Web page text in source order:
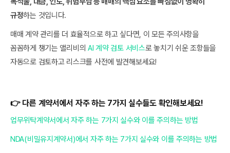
규정하는 것입니다.
매매 계약 관리를 더 효율적으로 하고 싶다면, 이 모든 주의사항을
꼼꼼하게 챙기는 앨리비의AI 계약 검토 서비스로 놓치기 쉬운 조항들을
자동으로 검토하고 리스크를 사전에 발견해보세요!
👉 다른 계약서에서 자주 하는 7가지 실수들도 확인해보세요!
업무위탁계약서에서 자주 하는 7가지 실수와 이를 주의하는 방법
NDA(비밀유지계약서)에서 자주 하는 7가지 실수와 이를 주의하는 방법